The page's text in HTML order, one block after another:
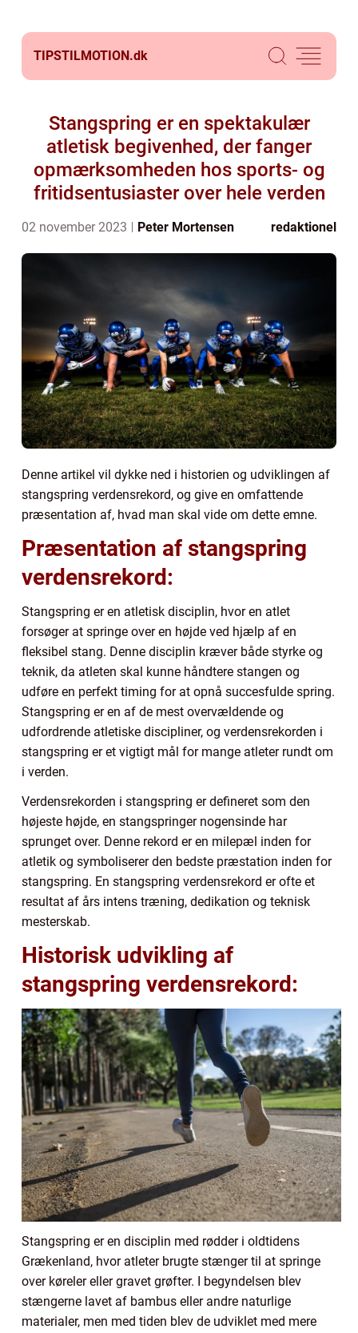
TIPSTILMOTION.dk
Stangspring er en spektakulær
atletisk begivenhed, der fanger
opmærksomheden hos sports- og
fritidsentusiaster over hele verden
02 november 2023 Peter Mortensen redaktionel
Denne artikel vil dykke ned i historien og udviklingen af
stangspring verdensrekord, og give en omfattende
præsentation af, hvad man skal vide om dette emne.
Præsentation af stangspring
verdensrekord:
Stangspring er en atletisk disciplin, hvor en atlet
forsøger at springe over en højde ved hjælp af en
fleksibel stang. Denne disciplin kræver både styrke og
teknik, da atleten skal kunne håndtere stangen og
udføre en perfekt timing for at opnå succesfulde spring.
Stangspring er en af de mest overvældende og
udfordrende atletiske discipliner, og verdensrekorden i
stangspring er et vigtigt mål for mange atleter rundt om
i verden.
Verdensrekorden i stangspring er defineret som den
højeste højde, en stangspringer nogensinde har
sprunget over. Denne rekord er en milepæl inden for
atletik og symboliserer den bedste præstation inden for
stangspring. En stangspring verdensrekord er ofte et
resultat af års intens træning, dedikation og teknisk
mesterskab.
Historisk udvikling af
stangspring verdensrekord:
Stangspring er en disciplin med rødder i oldtidens
Grækenland, hvor atleter brugte stænger til at springe
over køreler eller gravet grøfter. I begyndelsen blev
stængerne lavet af bambus eller andre naturlige
materialer, men med tiden blev de udviklet med mere